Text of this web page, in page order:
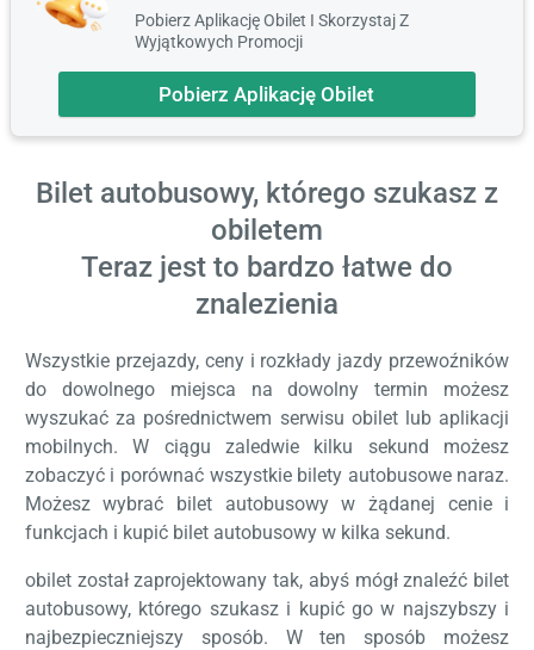
Pobierz Aplikację Obilet I Skorzystaj Z
Wyjątkowych Promocji
Pobierz Aplikację Obilet
Bilet autobusowy, którego szukasz z
obiletem
Teraz jest to bardzo łatwe do
znalezienia
Wszystkie przejazdy, ceny i rozkłady jazdy przewoźników
do dowolnego miejsca na dowolny termin możesz
wyszukać za pośrednictwem serwisu obilet lub aplikacji
mobilnych. W ciągu zaledwie kilku sekund możesz
zobaczyć i porównać wszystkie bilety autobusowe naraz.
Możesz wybrać bilet autobusowy w żądanej cenie i
funkcjach i kupić bilet autobusowy w kilka sekund.
obilet został zaprojektowany tak, abyś mógł znaleźć bilet
autobusowy, którego szukasz i kupić go w najszybszy i
najbezpieczniejszy sposób. W ten sposób możesz